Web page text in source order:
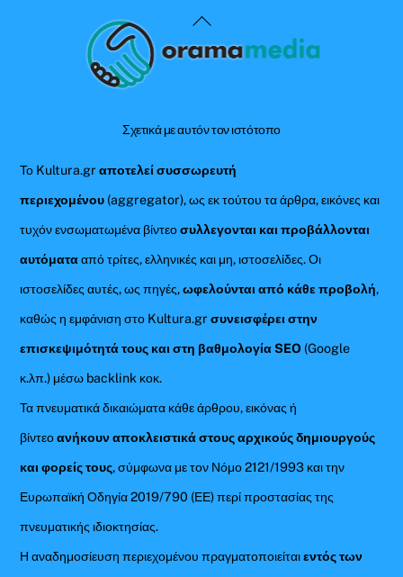
Back
To
Σχετικά με αυτόν τον ιστότοπο
Το Kultura.grαποτελεί συσσωρευτή
περιεχομένου (aggregator), ως εκ τούτου τα άρθρα, εικόνες και
τυχόν ενσωματωμένα βίντεοσυλλεγονται και προβάλλονται
αυτόματααπό τρίτες, ελληνικές και μη, ιστοσελίδες. Οι
ιστοσελίδες αυτές, ως πηγές,ωφελούνται από κάθε προβολή,
καθώς η εμφάνιση στο Kultura.gr συνεισφέρει στην
επισκεψιμότητά τους και στη βαθμολογία SEO (Google
κ.λπ.) μέσω backlink κοκ.
Τα πνευματικά δικαιώματα κάθε άρθρου, εικόνας ή
βίντεοανήκουν αποκλειστικά στους αρχικούς δημιουργούς
και φορείς τους, σύμφωνα με τον Νόμο 2121/1993 και την
Ευρωπαϊκή Οδηγία 2019/790 (ΕΕ) περί προστασίας της
πνευματικής ιδιοκτησίας.
Η αναδημοσίευση περιεχομένου πραγματοποιείταιεντός των